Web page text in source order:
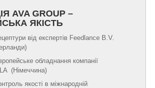
AVA GROUP –
ЯКІСТЬ
від експертів Feedlance B.V.
обладнання компанії
(Німеччина)
якості в міжнародній